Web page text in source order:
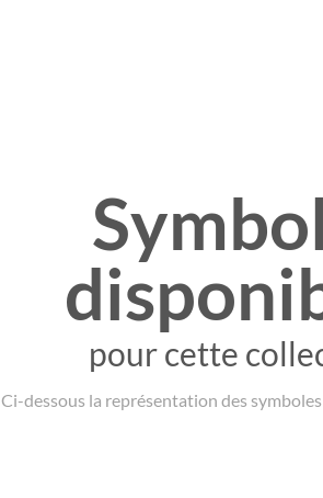
pour cette
Ci-dessous la représentation des